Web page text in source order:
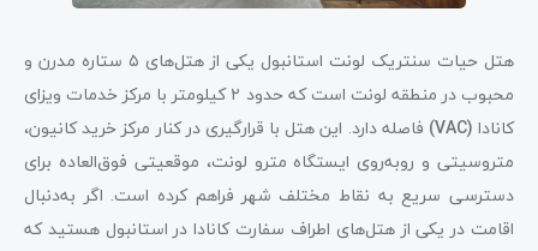
هتل حیات سنتریک لونت استانبول یکی از هتل‌های ۵ ستاره مدرن و
محبوب در منطقه لونت است که حدود ۲
کیلومتر با مرکز خدمات ویزای
کانادا(VAC)
فاصله دارد. این هتل با قرارگیری در کنار مرکز خرید کانیون،
متروسیتی و روبه‌روی ایستگاه مترو لونت، موقعیتی فوق‌العاده برای
دسترسی سریع به نقاط مختلف شهر فراهم کرده است. اگر به‌دنبال
اقامت در یکی از هتل‌های اطراف سفارت کانادا در استانبول هستید که